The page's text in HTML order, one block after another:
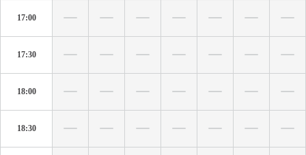
17:00
17:30
18:00
18:30